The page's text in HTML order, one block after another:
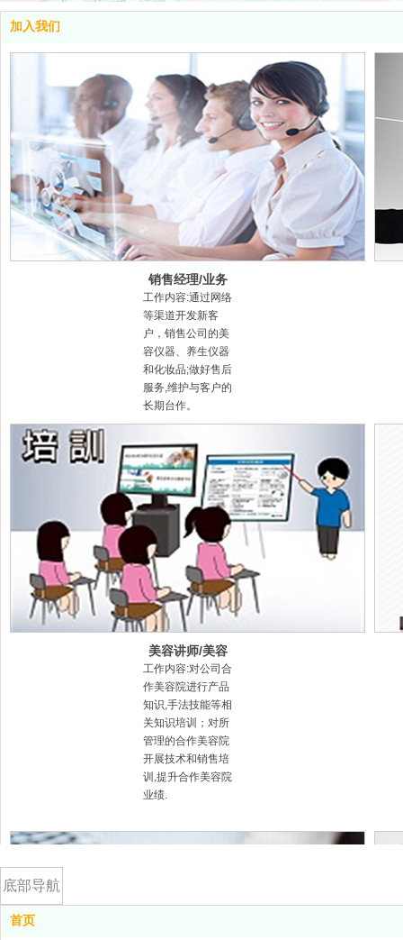
加入我们
销售经理/业务
员
工作内容:通过网络
等渠道开发新客
户，销售公司的美
容仪器、养生仪器
和化妆品;做好售后
服务,维护与客户的
长期台作。
美容讲师/美容
导师
工作内容:对公司合
作美容院进行产品
知识,手法技能等相
关知识培训；对所
管理的合作美容院
开展技术和销售培
训,提升合作美容院
业绩.
首页
底部导航